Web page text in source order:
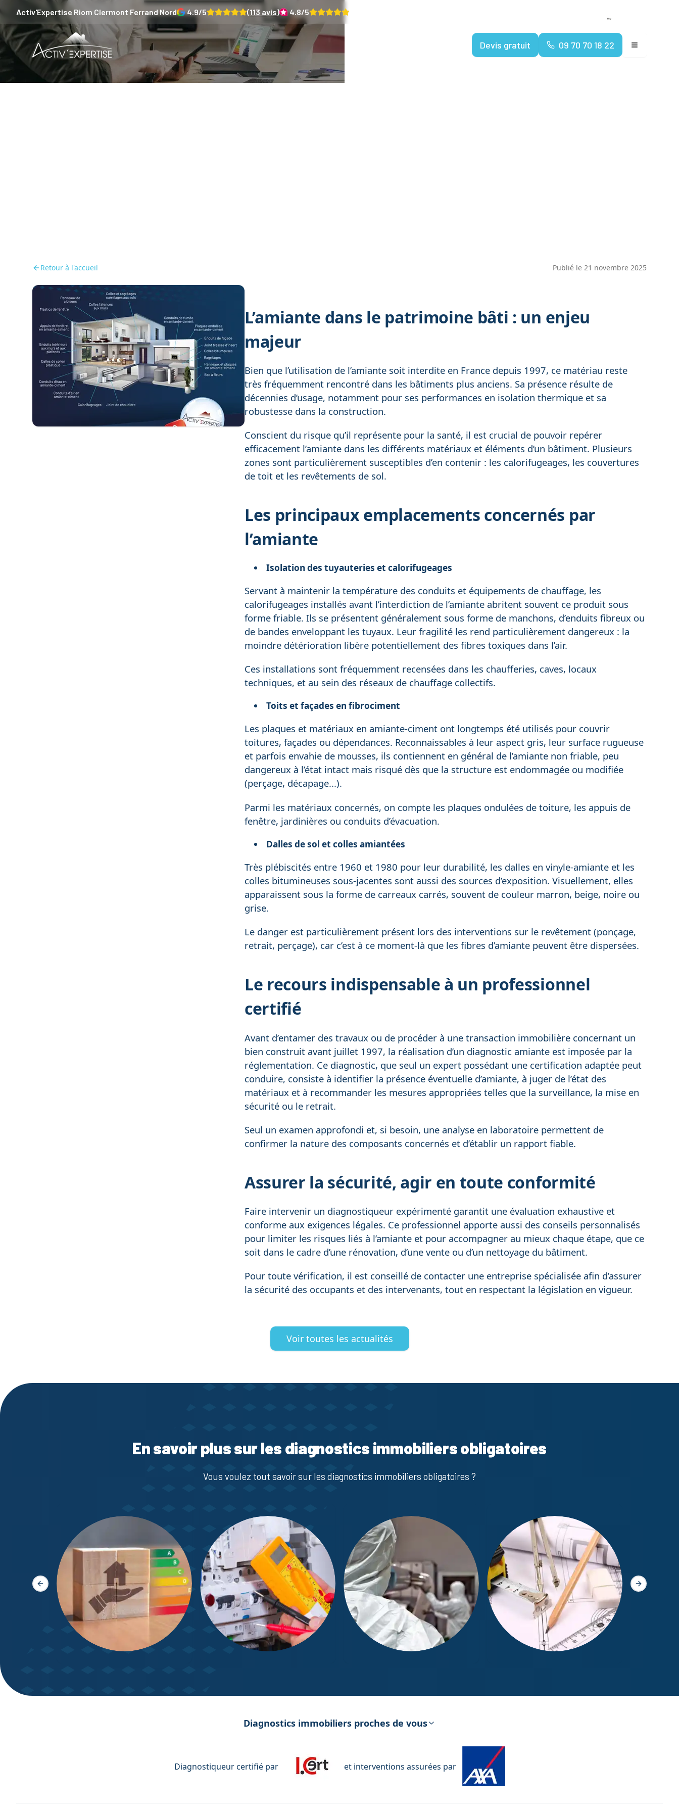
Activ'Expertise Riom Clermont Ferrand Nord 4.9/5 (113 avis) 4.8/5
Devis gratuit 09 70 70 18 22
Retour à l'accueil Publié le 21 novembre 2025
L’amiante dans le patrimoine bâti : un enjeu
majeur
Bien que l’utilisation de l’amiante soit interdite en France depuis 1997, ce matériau reste
très fréquemment rencontré dans les bâtiments plus anciens. Sa présence résulte de
décennies d’usage, notamment pour ses performances en isolation thermique et sa
robustesse dans la construction.
Conscient du risque qu’il représente pour la santé, il est crucial de pouvoir repérer
efficacement l’amiante dans les différents matériaux et éléments d’un bâtiment. Plusieurs
zones sont particulièrement susceptibles d’en contenir : les calorifugeages, les couvertures
de toit et les revêtements de sol.
Les principaux emplacements concernés par
l’amiante
Isolation des tuyauteries et calorifugeages
Servant à maintenir la température des conduits et équipements de chauffage, les
calorifugeages installés avant l’interdiction de l’amiante abritent souvent ce produit sous
forme friable. Ils se présentent généralement sous forme de manchons, d’enduits fibreux ou
de bandes enveloppant les tuyaux. Leur fragilité les rend particulièrement dangereux : la
moindre détérioration libère potentiellement des fibres toxiques dans l’air.
Ces installations sont fréquemment recensées dans les chaufferies, caves, locaux
techniques, et au sein des réseaux de chauffage collectifs.
Toits et façades en fibrociment
Les plaques et matériaux en amiante-ciment ont longtemps été utilisés pour couvrir
toitures, façades ou dépendances. Reconnaissables à leur aspect gris, leur surface rugueuse
et parfois envahie de mousses, ils contiennent en général de l’amiante non friable, peu
dangereux à l’état intact mais risqué dès que la structure est endommagée ou modifiée
(perçage, décapage...).
Parmi les matériaux concernés, on compte les plaques ondulées de toiture, les appuis de
fenêtre, jardinières ou conduits d’évacuation.
Dalles de sol et colles amiantées
Très plébiscités entre 1960 et 1980 pour leur durabilité, les dalles en vinyle-amiante et les
colles bitumineuses sous-jacentes sont aussi des sources d’exposition. Visuellement, elles
apparaissent sous la forme de carreaux carrés, souvent de couleur marron, beige, noire ou
grise.
Le danger est particulièrement présent lors des interventions sur le revêtement (ponçage,
retrait, perçage), car c’est à ce moment-là que les fibres d’amiante peuvent être dispersées.
Le recours indispensable à un professionnel
certifié
Avant d’entamer des travaux ou de procéder à une transaction immobilière concernant un
bien construit avant juillet 1997, la réalisation d’un diagnostic amiante est imposée par la
réglementation. Ce diagnostic, que seul un expert possédant une certification adaptée peut
conduire, consiste à identifier la présence éventuelle d’amiante, à juger de l’état des
matériaux et à recommander les mesures appropriées telles que la surveillance, la mise en
sécurité ou le retrait.
Seul un examen approfondi et, si besoin, une analyse en laboratoire permettent de
confirmer la nature des composants concernés et d’établir un rapport fiable.
Assurer la sécurité, agir en toute conformité
Faire intervenir un diagnostiqueur expérimenté garantit une évaluation exhaustive et
conforme aux exigences légales. Ce professionnel apporte aussi des conseils personnalisés
pour limiter les risques liés à l’amiante et pour accompagner au mieux chaque étape, que ce
soit dans le cadre d’une rénovation, d’une vente ou d’un nettoyage du bâtiment.
Pour toute vérification, il est conseillé de contacter une entreprise spécialisée afin d’assurer
la sécurité des occupants et des intervenants, tout en respectant la législation en vigueur.
Voir toutes les actualités
En savoir plus sur les diagnostics immobiliers obligatoires
Vous voulez tout savoir sur les diagnostics immobiliers obligatoires ?
Slide précédente Slide
Diagnostics immobiliers proches de vous
Diagnostiqueur certifié par et interventions assurées par